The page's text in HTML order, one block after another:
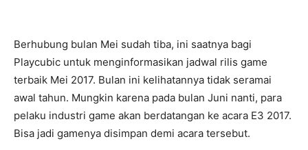
Berhubung bulan Mei sudah tiba, ini saatnya bagi
Playcubic untuk menginformasikan jadwal rilis game
terbaik Mei 2017. Bulan ini kelihatannya tidak seramai
awal tahun. Mungkin karena pada bulan Juni nanti, para
pelaku industri game akan berdatangan ke acara E3 2017.
Bisa jadi gamenya disimpan demi acara tersebut.